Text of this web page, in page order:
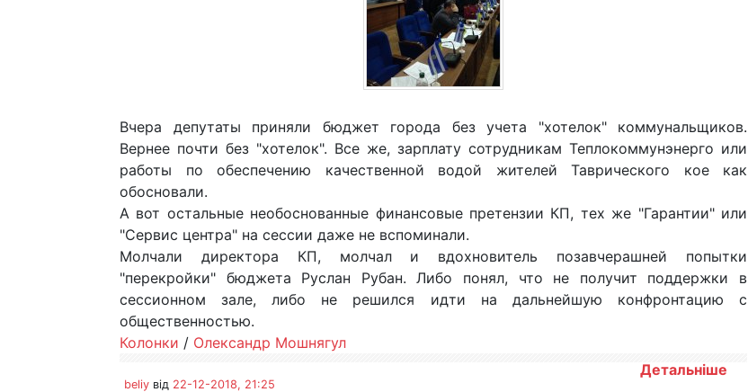
Вчера депутаты приняли бюджет города без учета "хотелок" коммунальщиков.
Вернее почти без "хотелок". Все же, зарплату сотрудникам Теплокоммунэнерго или
работы по обеспечению качественной водой жителей Таврического кое как
обосновали.
А вот остальные необоснованные финансовые претензии КП, тех же "Гарантии" или
"Сервис центра" на сессии даже не вспоминали.
Молчали директора КП, молчал и вдохновитель позавчерашней попытки
"перекройки" бюджета Руслан Рубан. Либо понял, что не получит поддержки в
сессионном зале, либо не решился идти на дальнейшую конфронтацию с
общественностью.
Колонки / Олександр Мошнягул
Детальніше
beliy від 22-12-2018, 21:25